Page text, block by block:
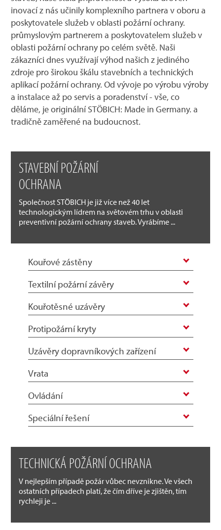
inovací z nás učinily komplexního partnera v oboru a
poskytovatele služeb v oblasti požární ochrany.
průmyslovým partnerem a poskytovatelem služeb v
oblasti požární ochrany po celém světě. Naši
zákazníci dnes využívají výhod našich z jediného
zdroje pro širokou škálu stavebních a technických
aplikací požární ochrany. Od vývoje po výrobu výroby
a instalace až po servis a poradenství - vše, co
děláme, je originální STÖBICH: Made in Germany. a
tradičně zaměřené na budoucnost.
STAVEBNÍ POŽÁRNÍ
OCHRANA
Společnost STÖBICH je již více než 40 let
technologickým lídrem na světovém trhu v oblasti
preventivní požární ochrany staveb. Vyrábíme ...
Kouřové zástěny
Textilní požární závěry
Kouřotěsné uzávěry
Protipožární kryty
Uzávěry dopravníkových zařízení
Vrata
Ovládání
Speciální řešení
TECHNICKÁ POŽÁRNÍ OCHRANA
V nejlepším případě požár vůbec nevznikne. Ve všech
ostatních případech platí, že čím dříve je zjištěn, tím
rychleji je ...